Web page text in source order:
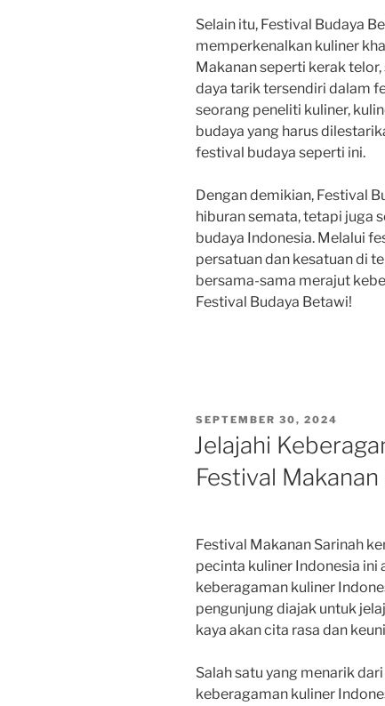
Selain itu, Festival Budaya
memperkenalkan kuliner
Makanan seperti kerak
daya tarik tersendiri dalam
seorang peneliti kuliner,
budaya yang harus
festival budaya seperti ini.
Dengan demikian, Festival
hiburan semata, tetapi juga
budaya Indonesia. Melalui
persatuan dan kesatuan di
bersama-sama merajut
Festival Budaya Betawi!
POSTED
ON
SEPTEMBER 30, 2024
Jelajahi
Festival Makanan
Festival Makanan Sarinah
pecinta kuliner Indonesia ini
keberagaman kuliner
pengunjung diajak untuk
kaya akan cita rasa dan
Salah satu yang menarik
keberagaman kuliner